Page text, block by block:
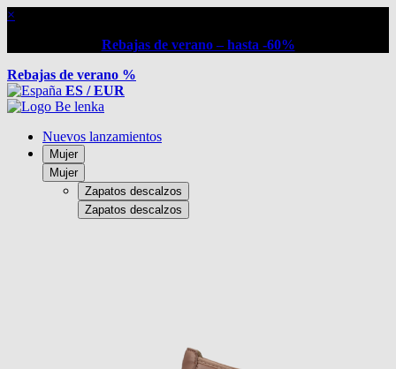
×
Rebajas de verano – hasta -60%
Rebajas de verano %
ES / EUR
Nuevos lanzamientos
Mujer
Mujer
Zapatos descalzos
Zapatos descalzos